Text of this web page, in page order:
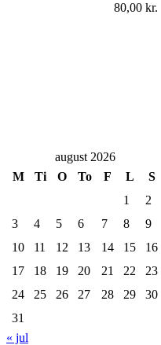
80,00 kr.
august 2026
M
Ti O To F L
S
1
2
3
4 5 6 7 8
9
10
11 12 13 14 15
16
17
18 19 20 21 22
23
24
25 26 27 28 29
30
31
« jul